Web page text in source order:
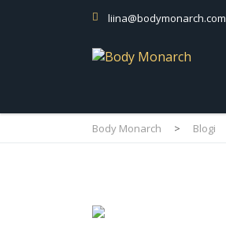
liina@bodymonarch.com
Body Monarch > Blogi